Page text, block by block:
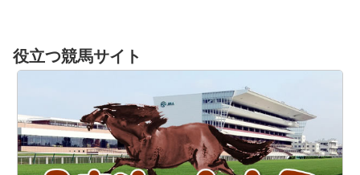
役立つ競馬サイト